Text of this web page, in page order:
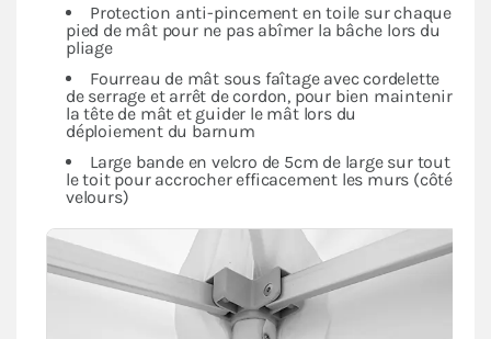
Protection anti-pincement en toile sur chaque
pied de mât pour ne pas abîmer la bâche lors du
pliage
Fourreau de mât sous faîtage avec cordelette
de serrage et arrêt de cordon, pour bien maintenir
la tête de mât et guider le mât lors du
déploiement du barnum
Large bande en velcro de 5cm de large sur tout
le toit pour accrocher efficacement les murs (côté
velours)